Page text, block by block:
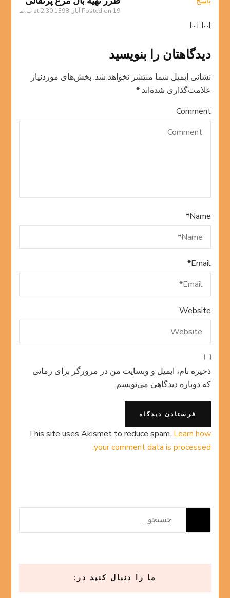
Posted on 19 آبان 1398 at 2:30 ب.ظ
[…] […]
دیدگاهتان را بنویسید
نشانی ایمیل شما منتشر نخواهد شد. بخش‌های موردنیاز
علامت‌گذاری شده‌اند*
Comment
Name
*
Email
*
Website
ذخیره نام، ایمیل و وبسایت من در مرورگر برای زمانی
که دوباره دیدگاهی می‌نویسم.
This site uses Akismet to reduce spam. Learn how
your comment data is processed.
جستجو
برای:
ما را دنبال کنید در: